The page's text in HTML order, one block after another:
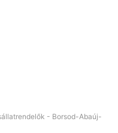
- Borsod-Abaúj-